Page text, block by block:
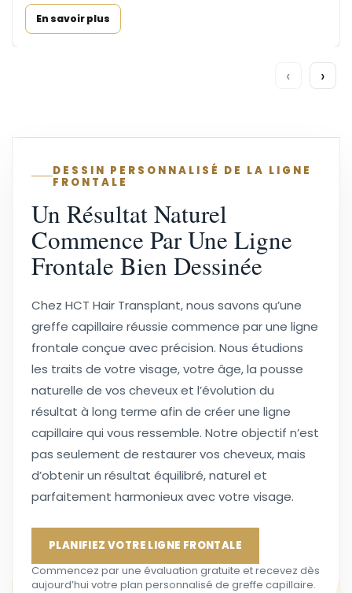
En savoir plus
‹ ›
DESSIN PERSONNALISÉ DE LA LIGNE
FRONTALE
Un Résultat Naturel
Commence Par Une Ligne
Frontale Bien Dessinée
Chez HCT Hair Transplant, nous savons qu’une
greffe capillaire réussie commence par une ligne
frontale conçue avec précision. Nous étudions
les traits de votre visage, votre âge, la pousse
naturelle de vos cheveux et l’évolution du
résultat à long terme afin de créer une ligne
capillaire qui vous ressemble. Notre objectif n’est
pas seulement de restaurer vos cheveux, mais
d’obtenir un résultat équilibré, naturel et
parfaitement harmonieux avec votre visage.
PLANIFIEZ VOTRE LIGNE FRONTALE
Commencez par une évaluation gratuite et recevez dès
aujourd’hui votre plan personnalisé de greffe capillaire.